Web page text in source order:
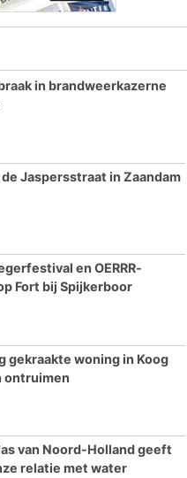
in brandweerkazerne
Jaspersstraat in Zaandam
en OERRR-
Fort bij Spijkerboor
gekraakte woning in Koog
ontruimen
van Noord-Holland geeft
relatie met water